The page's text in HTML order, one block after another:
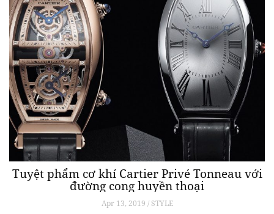
Tuyệt phẩm cơ khí Cartier Privé Tonneau với
đường cong huyền thoại
Apr 13, 2019 / STYLE